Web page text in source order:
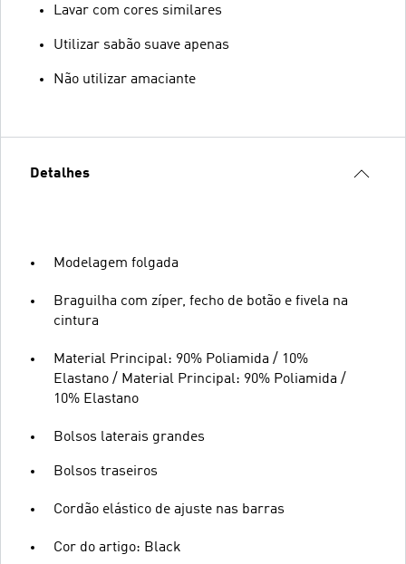
Lavar com cores similares
Utilizar sabão suave apenas
Não utilizar amaciante
Detalhes
Modelagem folgada
Braguilha com zíper, fecho de botão e fivela na
cintura
Material Principal: 90% Poliamida / 10%
Elastano / Material Principal: 90% Poliamida /
10% Elastano
Bolsos laterais grandes
Bolsos traseiros
Cordão elástico de ajuste nas barras
Cor do artigo: Black